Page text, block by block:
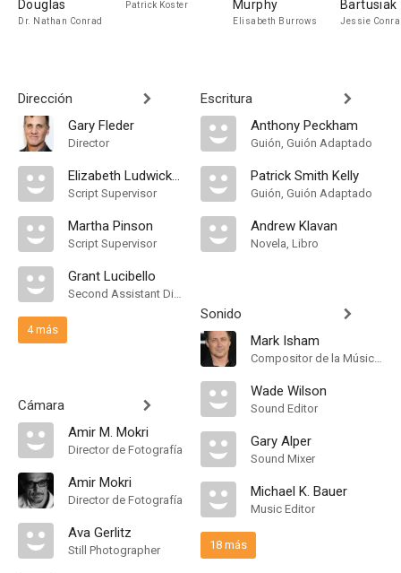
Douglas
Dr. Nathan Conrad
Patrick Koster
Murphy
Elisabeth Burrows
Bartusiak
Jessie
Dirección
Gary Fleder
Director
Elizabeth Ludwick-Bax
Script Supervisor
Martha Pinson
Script Supervisor
Grant Lucibello
Second Assistant Director
4 más
Cámara
Amir M. Mokri
Director de Fotografía
Amir Mokri
Director de Fotografía
Ava Gerlitz
Still Photographer
Escritura
Anthony Peckham
Guión, Guión Adaptado
Patrick Smith Kelly
Guión, Guión Adaptado
Andrew Klavan
Novela, Libro
Sonido
Mark Isham
Compositor de la Música Original
Wade Wilson
Sound Editor
Gary Alper
Sound Mixer
Michael K. Bauer
Music Editor
18 más